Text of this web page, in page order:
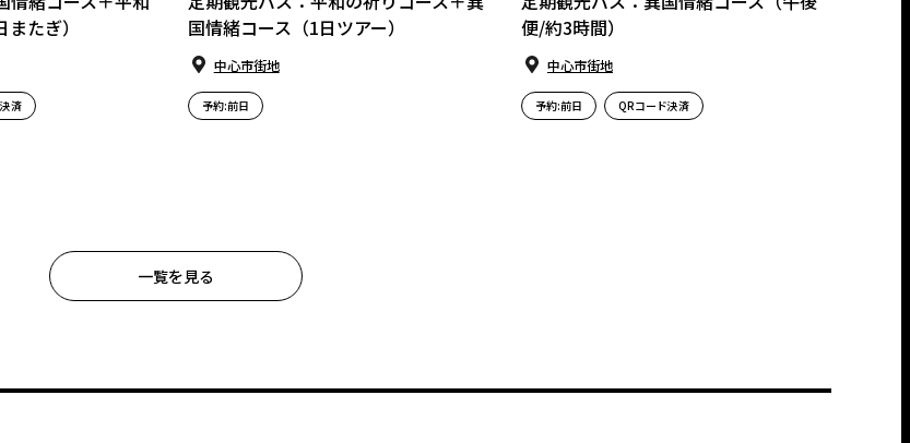
たぎ）
済
国情緒コース（1日ツアー）
中⼼市街地
予約:前日
便/約3時間）
中⼼市街地
予約:前日 QRコード決済
一覧を見る